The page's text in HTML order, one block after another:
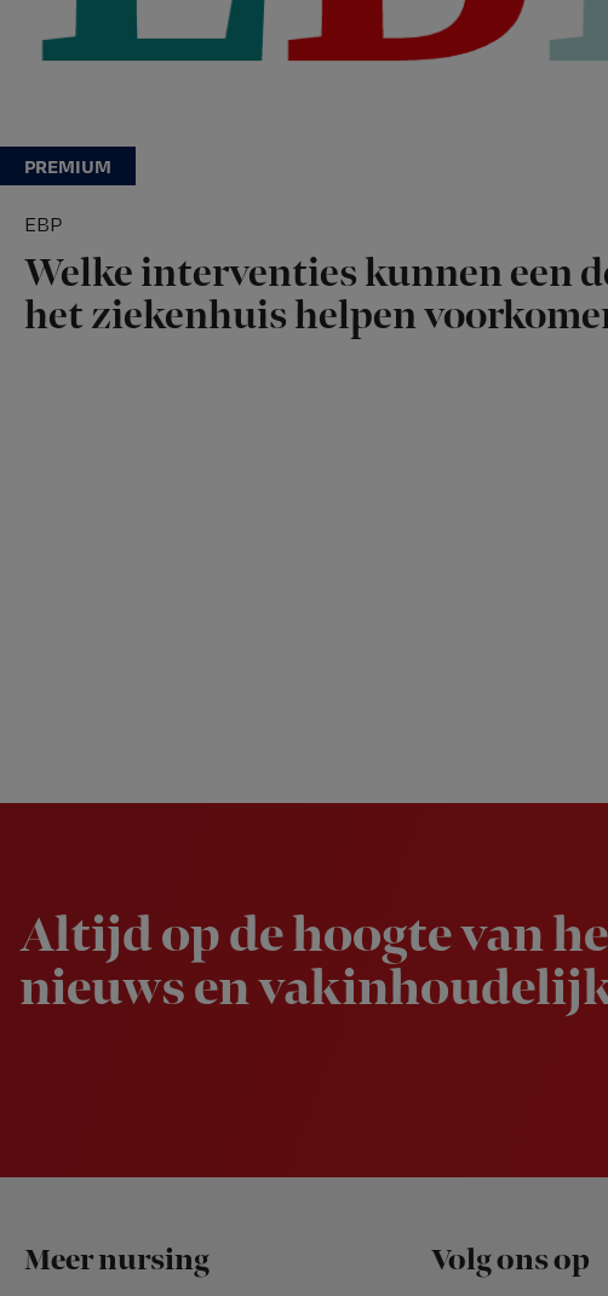
EBP
Welke interventies kunnen een
het ziekenhuis helpen
Altijd op de hoogte van
nieuws en
Footer
Meer nursing Volg ons op